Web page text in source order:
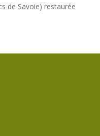
de Savoie) restaurée